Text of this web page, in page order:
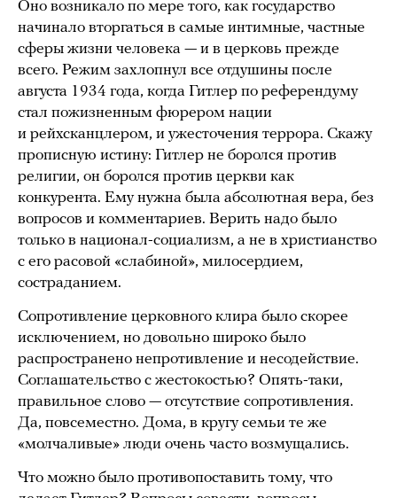
Оно возникало по мере того, как государство
начинало вторгаться в самые интимные, частные
сферы жизни человека — и в церковь прежде
всего. Режим захлопнул все отдушины после
августа 1934 года, когда Гитлер по референдуму
стал пожизненным фюрером нации
и рейхсканцлером, и ужесточения террора. Скажу
прописную истину: Гитлер не боролся против
религии, он боролся против церкви как
конкурента. Ему нужна была абсолютная вера, без
вопросов и комментариев. Верить надо было
только в национал-социализм, а не в христианство
с его расовой «слабиной», милосердием,
состраданием.
Сопротивление церковного клира было скорее
исключением, но довольно широко было
распространено непротивление и несодействие.
Соглашательство с жестокостью? Опять-таки,
правильное слово — отсутствие сопротивления.
Да, повсеместно. Дома, в кругу семьи те же
«молчаливые» люди очень часто возмущались.
Что можно было противопоставить тому, что